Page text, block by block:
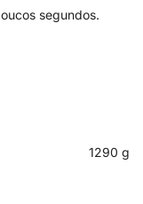
segundos.
1290 g